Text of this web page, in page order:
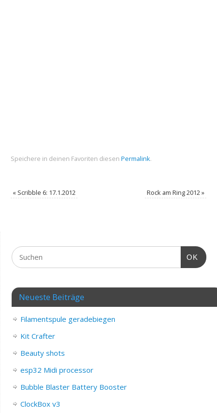
Speichere in deinen Favoriten diesen Permalink.
«Scribble 6: 17.1.2012 Rock am Ring 2012»
OK
Neueste Beiträge
Filamentspule geradebiegen
Kit Crafter
Beauty shots
esp32 Midi processor
Bubble Blaster Battery Booster
ClockBox v3